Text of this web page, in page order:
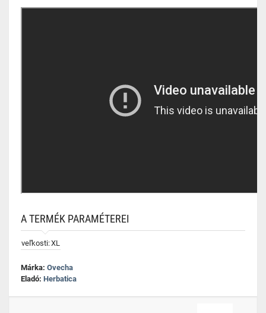
A TERMÉK PARAMÉTEREI
veľkosti:XL
Márka: Ovecha
Eladó: Herbatica